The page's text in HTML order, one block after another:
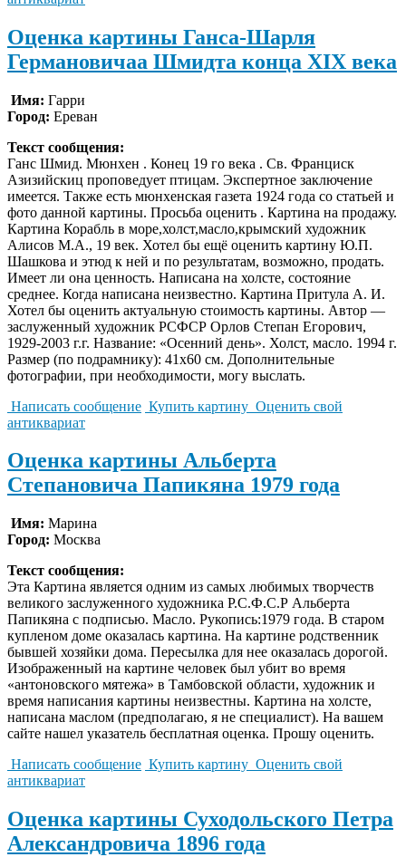
Оценка картины Ганса-Шарля
Германовичаа Шмидта конца XIX века
Имя: Гарри
Город: Ереван
Текст сообщения:
Ганс Шмид. Мюнхен . Конец 19 го века . Св. Франциск
Азизийскиц проповедует птицам. Экспертное заключение
имеется. Также есть мюнхенская газета 1924 года со статьей и
фото данной картины. Просьба оценить . Картина на продажу.
Картина Корабль в море,холст,масло,крымский художник
Алисов М.А., 19 век. Хотел бы ещё оценить картину Ю.П.
Шашкова и этюд к ней и по результатам, возможно, продать.
Имеет ли она ценность. Написана на холсте, состояние
среднее. Когда написана неизвестно. Картина Притула А. И.
Хотел бы оценить актуальную стоимость картины. Автор —
заслуженный художник РСФСР Орлов Степан Егорович,
1929-2003 г.г. Название: «Осенний день». Холст, масло. 1994 г.
Размер (по подрамнику): 41х60 см. Дополнительные
фотографии, при необходимости, могу выслать.
Написать сообщение Купить картину Оценить свой
антиквариат
Оценка картины Альберта
Степановича Папикяна 1979 года
Имя: Марина
Город: Москва
Текст сообщения:
Эта Картина является одним из самых любимых творчеств
великого заслуженного художника Р.С.Ф.С.Р Альберта
Папикяна с подписью. Масло. Рукопись:1979 года. В старом
купленом доме оказалась картина. На картине родственник
бывшей хозяйки дома. Пересылка для нее оказалась дорогой.
Изображенный на картине человек был убит во время
«антоновского мятежа» в Тамбовской области, художник и
время написания картины неизвестны. Картина на холсте,
написана маслом (предполагаю, я не специалист). На вашем
сайте нашел указатель бесплатная оценка. Прошу оценить.
Написать сообщение Купить картину Оценить свой
антиквариат
Оценка картины Суходольского Петра
Александровича 1896 года